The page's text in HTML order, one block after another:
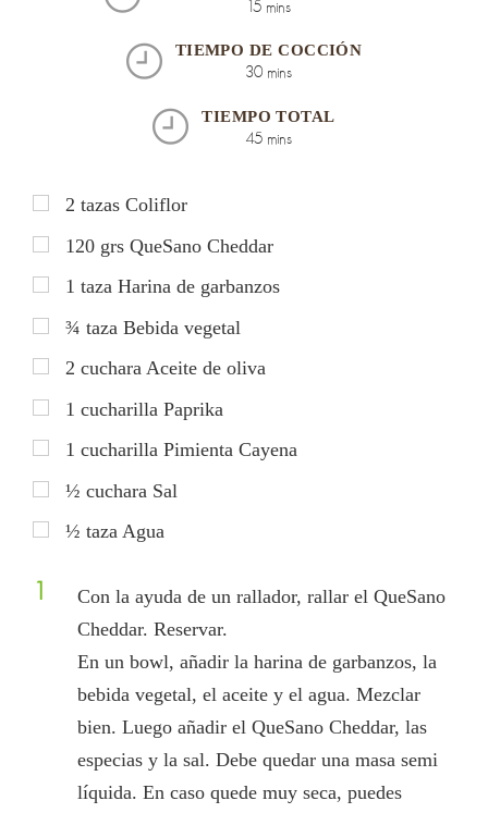
15 mins
TIEMPO DE COCCIÓN
30 mins
TIEMPO TOTAL
45 mins
2 tazas Coliflor
120 grs QueSano Cheddar
1 taza Harina de garbanzos
¾ taza Bebida vegetal
2 cuchara Aceite de oliva
1 cucharilla Paprika
1 cucharilla Pimienta Cayena
½ cuchara Sal
½ taza Agua
1
Con la ayuda de un rallador, rallar el QueSano
Cheddar. Reservar.
En un bowl, añadir la harina de garbanzos, la
bebida vegetal, el aceite y el agua. Mezclar
bien. Luego añadir el QueSano Cheddar, las
especias y la sal. Debe quedar una masa semi
líquida. En caso quede muy seca, puedes